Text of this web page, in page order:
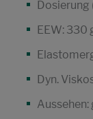
Dosierung
EEW: 330
Dyn.